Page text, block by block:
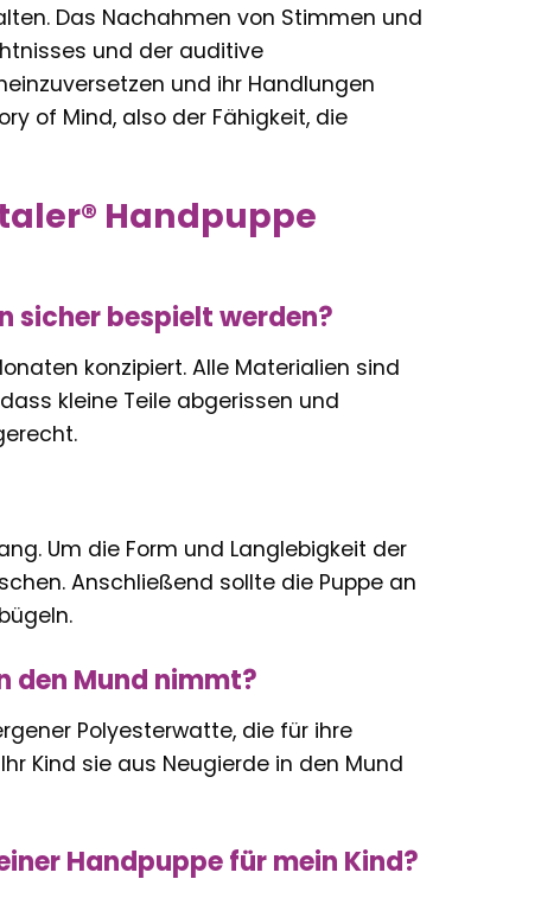
Das Nachahmen von Stimmen und
und der auditive
und ihr Handlungen
of Mind, also der Fähigkeit, die
Handpuppe
sicher bespielt werden?
konzipiert. Alle Materialien sind
kleine Teile abgerissen und
Um die Form und Langlebigkeit der
Anschließend sollte die Puppe an
den Mund nimmt?
Polyesterwatte, die für ihre
Kind sie aus Neugierde in den Mund
Handpuppe für mein Kind?